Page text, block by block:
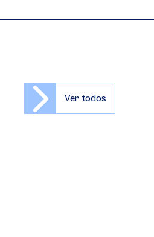
Ver todos